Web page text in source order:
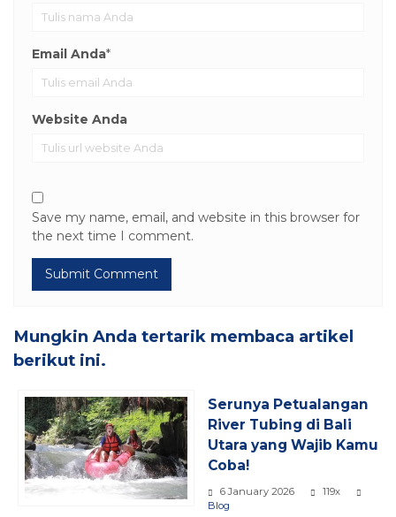
Email Anda*
Website Anda
Save my name, email, and website in this browser for
the next time I comment.
Mungkin Anda tertarik membaca artikel
berikut ini.
Serunya Petualangan
River Tubing di Bali
Utara yang Wajib Kamu
Coba!
6 January 2026
119x
Blog